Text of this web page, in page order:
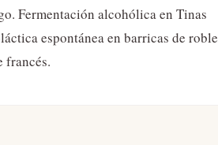
Fermentación alcohólica en Tinas
espontánea en barricas de roble
francés.